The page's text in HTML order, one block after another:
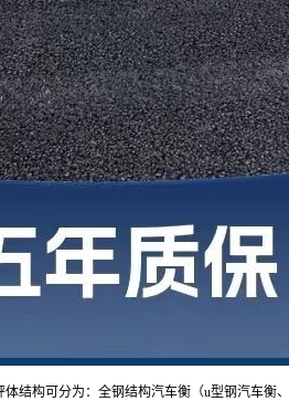
结构可分为：全钢结构汽车衡（u型钢汽车